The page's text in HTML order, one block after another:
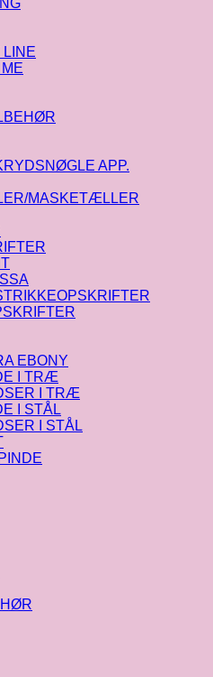
LINE
APP.
MASKETÆLLER
EBONY
I TRÆ
I TRÆ
I STÅL
I STÅL